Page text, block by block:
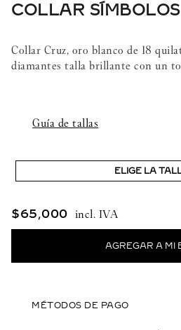
COLLAR SÍMBOLOS
Collar Cruz, oro blanco de 18
diamantes talla brillante con un
Guía de tallas
ELIGE LA
$65,000
MÉTODOS DE PAGO